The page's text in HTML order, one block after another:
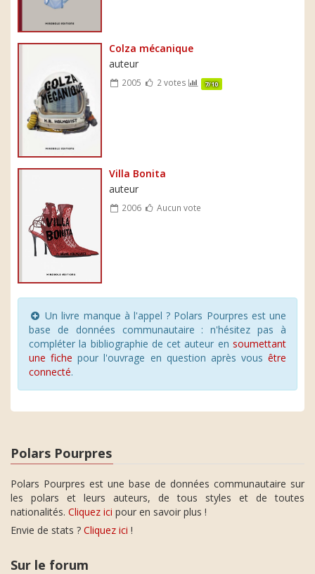
Colza mécanique
auteur
2005 2 votes 7/10
Villa Bonita
auteur
2006 Aucun vote
Un livre manque à l'appel ? Polars Pourpres est une
base de données communautaire : n'hésitez pas à
compléter la bibliographie de cet auteur en soumettant
une fiche pour l'ouvrage en question après vous être
connecté.
Polars Pourpres
Polars Pourpres est une base de données communautaire sur
les polars et leurs auteurs, de tous styles et de toutes
nationalités. Cliquez ici pour en savoir plus !
Envie de stats ? Cliquez ici !
Sur le forum